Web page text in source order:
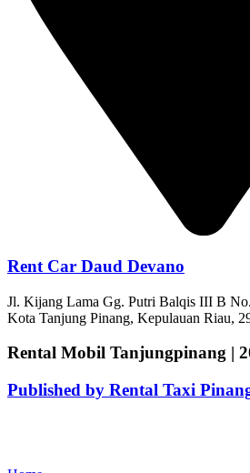
Rent Car Daud Devano
Jl. Kijang Lama Gg. Putri Balqis III B
Kota Tanjung Pinang, Kepulauan Riau,
Rental Mobil Tanjungpinang |
Published by Rental Taxi